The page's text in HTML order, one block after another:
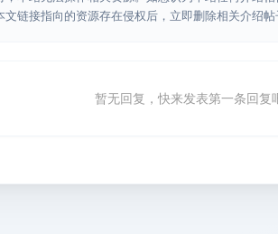
链接指向的资源存在侵权后，立即删除相关介绍帖
暂无回复，快来发表第一条回复